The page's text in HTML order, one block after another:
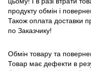
продукту обмін і
Також оплата доставки
по Заказчику!
Обмін товару та
Товар має дефекти в